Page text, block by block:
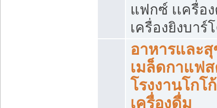
แฟกซ์ เเครื่อ
เครื่องยิงบาร์
อาหารและ
เมล็ดกาแฟ
โรงงานโกโ
เครื่องดื่ม